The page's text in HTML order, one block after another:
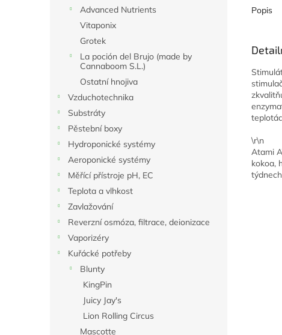
Advanced Nutrients
Vitaponix
Grotek
La poción del Brujo (made by
Cannaboom S.L.)
Ostatní hnojiva
Vzduchotechnika
Substráty
Pěstební boxy
Hydroponické systémy
Aeroponické systémy
Měřící přístroje pH, EC
Teplota a vlhkost
Zavlažování
Reverzní osmóza, filtrace, deionizace
Vaporizéry
Kuřácké potřeby
Blunty
KingPin
Juicy Jay's
Lion Rolling Circus
Mascotte
Popis
\r\n
Atami
kokoa,